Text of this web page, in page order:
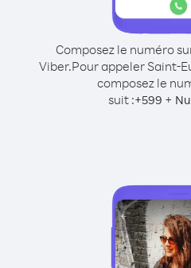
Composez le numéro
Viber.Pour appeler Saint-
composez le
suit :+599 +